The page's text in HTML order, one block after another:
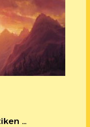
…